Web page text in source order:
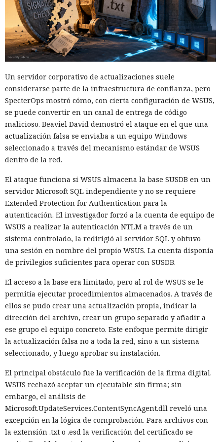
Un servidor corporativo de actualizaciones suele
considerarse parte de la infraestructura de confianza, pero
SpecterOps mostró cómo, con cierta configuración de WSUS,
se puede convertir en un canal de entrega de código
malicioso. Beaviel David demostró el ataque en el que una
actualización falsa se enviaba a un equipo Windows
seleccionado a través del mecanismo estándar de WSUS
dentro de la red.
El ataque funciona si WSUS almacena la base SUSDB en un
servidor Microsoft SQL independiente y no se requiere
Extended Protection for Authentication para la
autenticación. El investigador forzó a la cuenta de equipo de
WSUS a realizar la autenticación NTLM a través de un
sistema controlado, la redirigió al servidor SQL y obtuvo
una sesión en nombre del propio WSUS. La cuenta disponía
de privilegios suficientes para operar con SUSDB.
El acceso a la base era limitado, pero al rol de WSUS se le
permitía ejecutar procedimientos almacenados. A través de
ellos se pudo crear una actualización propia, indicar la
dirección del archivo, crear un grupo separado y añadir a
ese grupo el equipo concreto. Este enfoque permite dirigir
la actualización falsa no a toda la red, sino a un sistema
seleccionado, y luego aprobar su instalación.
El principal obstáculo fue la verificación de la firma digital.
WSUS rechazó aceptar un ejecutable sin firma; sin
embargo, el análisis de
Microsoft.UpdateServices.ContentSyncAgent.dll reveló una
excepción en la lógica de comprobación. Para archivos con
la extensión .txt o .esd la verificación del certificado se